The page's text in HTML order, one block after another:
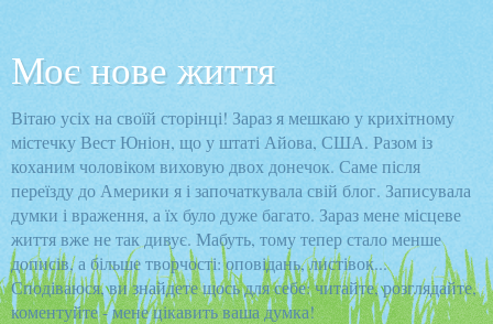
Моє нове життя
Вітаю усіх на своїй сторінці! Зараз я мешкаю у крихітному
містечку Вест Юніон, що у штаті Айова, США. Разом із
коханим чоловіком виховую двох донечок. Саме після
переїзду до Америки я і започаткувала свій блог. Записувала
думки і враження, а їх було дуже багато. Зараз мене місцеве
життя вже не так дивує. Мабуть, тому тепер стало менше
дописів, а більше творчості: оповідань, листівок...
Сподіваюся, ви знайдете щось для себе: читайте, розглядайте,
коментуйте - мене цікавить ваша думка!